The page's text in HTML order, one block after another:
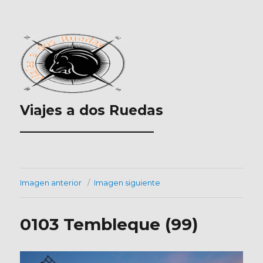
Viajes a dos Ruedas
___________________
Imagen anterior Imagen siguiente
0103 Tembleque (99)